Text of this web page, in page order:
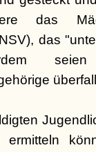
das
das
ermitteln